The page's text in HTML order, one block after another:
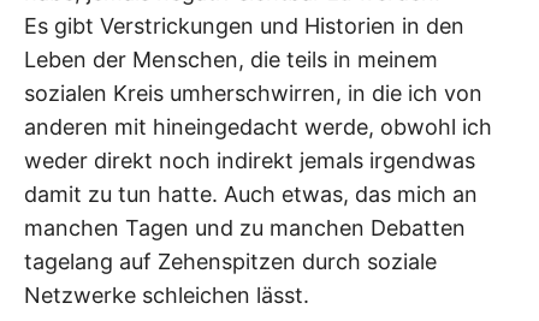
Es gibt Verstrickungen und Historien in den
Leben der Menschen, die teils in meinem
sozialen Kreis umherschwirren, in die ich von
anderen mit hineingedacht werde, obwohl ich
weder direkt noch indirekt jemals irgendwas
damit zu tun hatte. Auch etwas, das mich an
manchen Tagen und zu manchen Debatten
tagelang auf Zehenspitzen durch soziale
Netzwerke schleichen lässt.